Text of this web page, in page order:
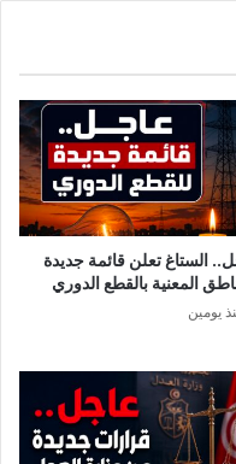
الستاغ تعلن قائمة جديدة
المعنية بالقطع الدوري
يومين